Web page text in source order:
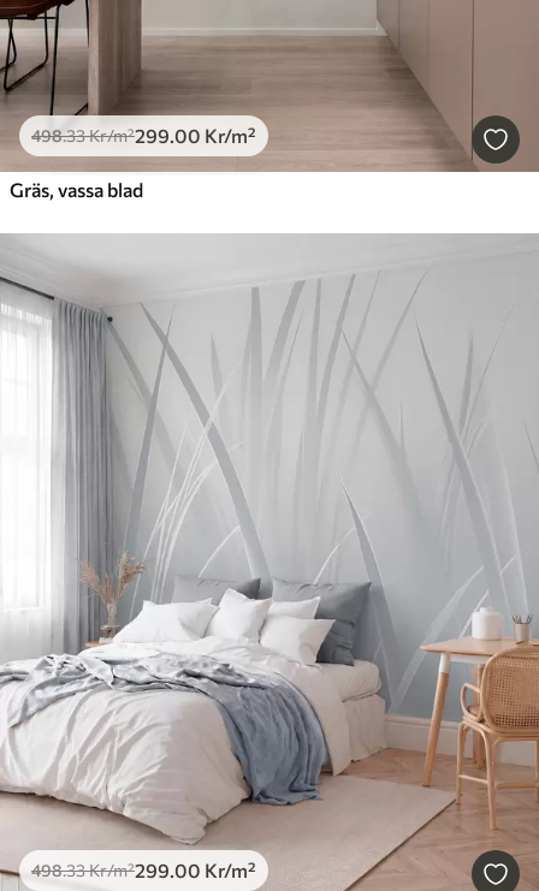
498.33Kr/m²299.00 Kr/m²
Gräs, vassa blad
498.33Kr/m²299.00 Kr/m²